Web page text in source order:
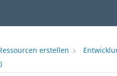
erstellen